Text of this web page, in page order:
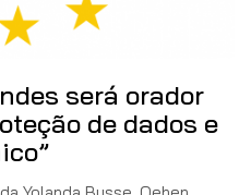
será orador
de dados e